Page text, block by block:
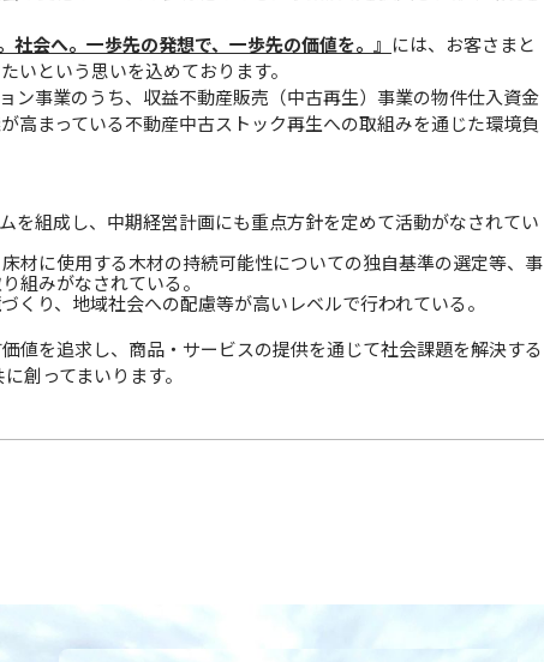
社会へ。⼀歩先の発想で、⼀歩先の価値を。』 には、お客さまと
いという思いを込めております。
ン事業のうち、収益不動産販売（中古再生）事業の物件仕入資金
高まっている不動産中古ストック再生への取組みを通じた環境負
組成し、中期経営計画にも重点方針を定めて活動がなされてい
に使用する木材の持続可能性についての独自基準の選定等、事
組みがなされている。
り、地域社会への配慮等が高いレベルで行われている。
値を追求し、商品・サービスの提供を通じて社会課題を解決する
創ってまいります。